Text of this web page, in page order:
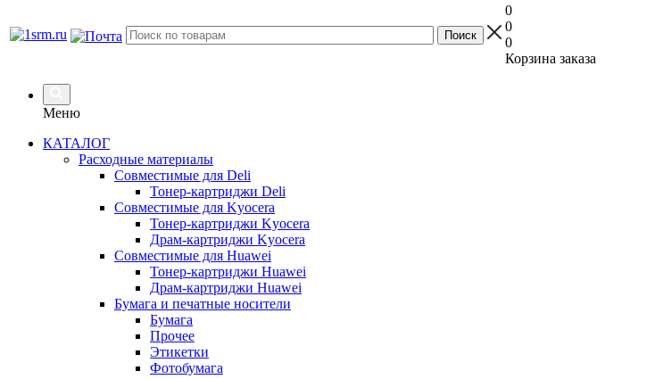
0
0
0
Корзина заказа
Меню
КАТАЛОГ
Расходные материалы
Совместимые для Deli
Тонер-картриджи Deli
Совместимые для Kyocera
Тонер-картриджи Kyocera
Драм-картриджи Kyocera
Совместимые для Huawei
Тонер-картриджи Huawei
Драм-картриджи Huawei
Бумага и печатные носители
Бумага
Прочее
Этикетки
Фотобумага